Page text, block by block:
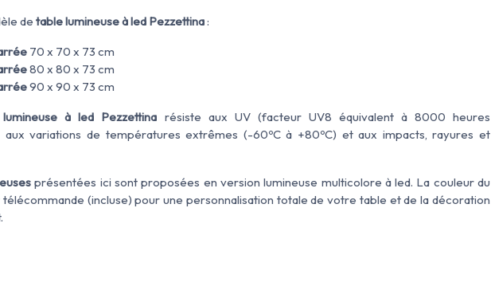
de table lumineuse à led Pezzettina:
70 x 70 x 73 cm
80 x 80 x 73 cm
90 x 90 x 73 cm
à led Pezzettina résiste aux UV (facteur UV8 équivalent à 8000 heures
aux variations de températures extrêmes (-60ºC à +80ºC) et aux impacts, rayures et
présentées ici sont proposées en version lumineuse multicolore à led. La couleur du
(incluse) pour une personnalisation totale de votre table et de la décoration